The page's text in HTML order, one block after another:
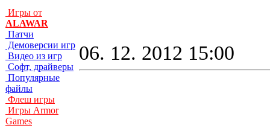
Игры от
ALAWAR
Патчи
Демоверсии игр
Видео из игр
Софт, драйверы
Популярные
файлы
Флеш игры
Игры Armor
Games
06. 12. 2012 15:00